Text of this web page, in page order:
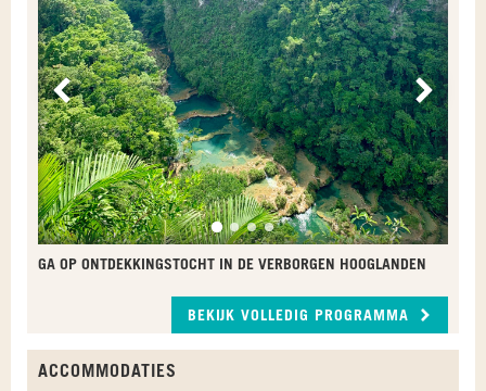
Vorige
GA OP ONTDEKKINGSTOCHT IN DE VERBORGEN HOOGLANDEN
BEKIJK VOLLEDIG PROGRAMMA
ACCOMMODATIES